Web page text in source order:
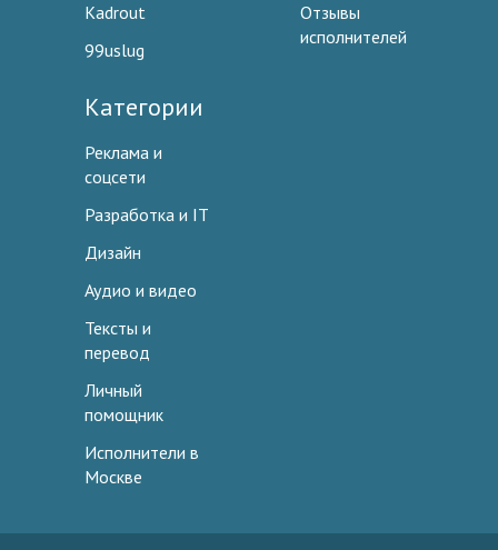
Kadrout
99uslug
Отзывы
исполнителей
Категории
Реклама и
соцсети
Разработка и IT
Дизайн
Аудио и видео
Тексты и
перевод
Личный
помощник
Исполнители в
Москве